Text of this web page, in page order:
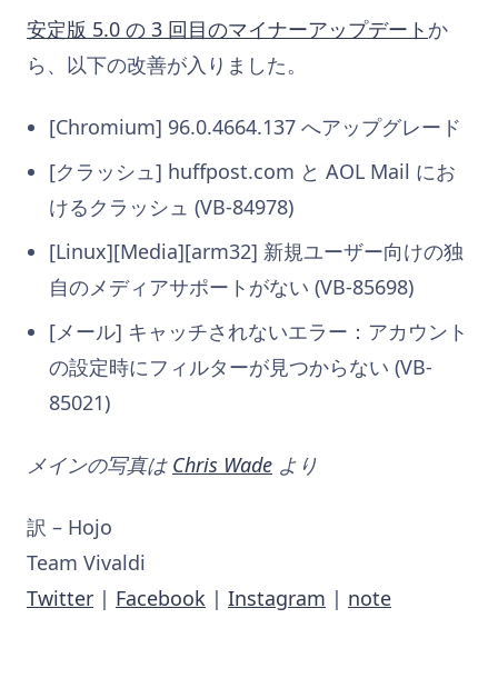
安定版 5.0 の 3 回目のマイナーアップデート か
ら、以下の改善が入りました。
[Chromium] 96.0.4664.137 へアップグレード
[クラッシュ] huffpost.com と AOL Mail にお
けるクラッシュ (VB-84978)
[Linux][Media][arm32] 新規ユーザー向けの独
自のメディアサポートがない (VB-85698)
[メール] キャッチされないエラー：アカウント
の設定時にフィルターが見つからない (VB-
85021)
メインの写真は Chris Wade より
訳 – Hojo
Team Vivaldi
Twitter | Facebook | Instagram | note